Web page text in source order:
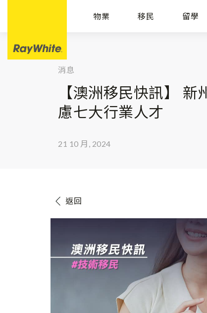
物業 移民 留學
消息
【澳洲移民快訊】
慮七大行業人才
21 10 月, 2024
返回